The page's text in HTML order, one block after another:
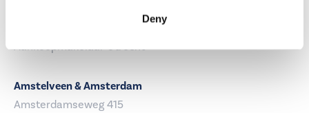
Deny
Aankoopmakelaar Utrecht
Amstelveen & Amsterdam
Amsterdamseweg 415